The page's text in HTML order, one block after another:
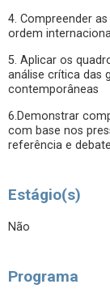
4. Compreender
ordem
5. Aplicar os
análise crítica das
contemporâneas
6.Demonstrar
com base nos
referência e
Estágio(s)
Não
Programa